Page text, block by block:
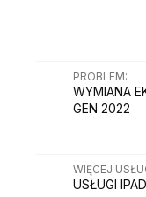
PROBLEM:
WYMIANA
GEN 2022
WIĘCEJ
USŁUGI